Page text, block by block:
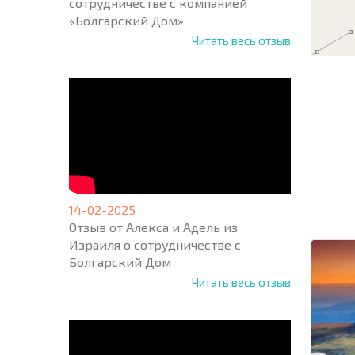
«Болгарский Дом»
Читать весь отзыв
14-02-2025
Отзыв от Алекса и Адель из
Израиля о сотрудничестве с
Болгарский Дом
Читать весь отзыв
States
+1
* Поля